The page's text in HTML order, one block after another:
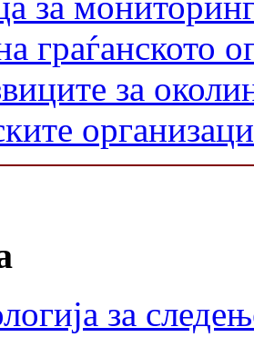
граѓанското
за
за